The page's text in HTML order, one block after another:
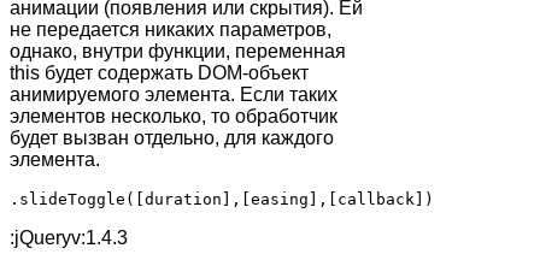
анимации (появления или скрытия). Ей
не передается никаких параметров,
однако, внутри функции, переменная
this будет содержать DOM-объект
анимируемого элемента. Если таких
элементов несколько, то обработчик
будет вызван отдельно, для каждого
элемента.
.slideToggle([duration],[easing],[callback])
:jQueryv:1.4.3